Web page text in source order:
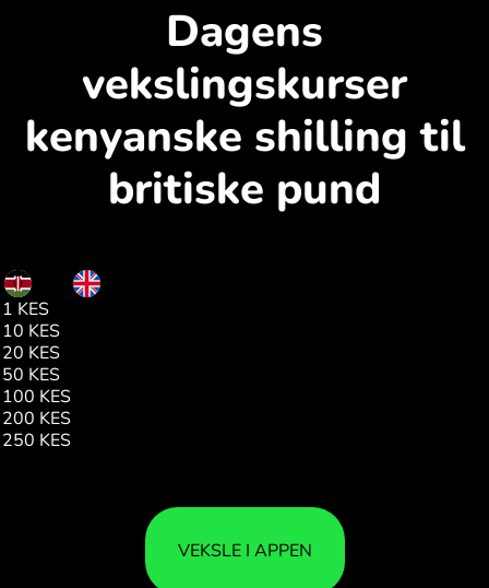
Dagens
vekslingskurser
kenyanske shilling til
britiske pund
KES
1 KES
10 KES
20 KES
50 KES
100 KES
200 KES
250 KES
VEKSLE I APPEN